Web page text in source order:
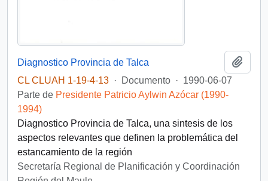
Diagnostico Provincia de Talca
CL CLUAH 1-19-4-13 · Documento · 1990-06-07
Parte de Presidente Patricio Aylwin Azócar (1990-
1994)
Diagnostico Provincia de Talca, una sintesis de los
aspectos relevantes que definen la problemática del
estancamiento de la región
Secretaría Regional de Planificación y Coordinación